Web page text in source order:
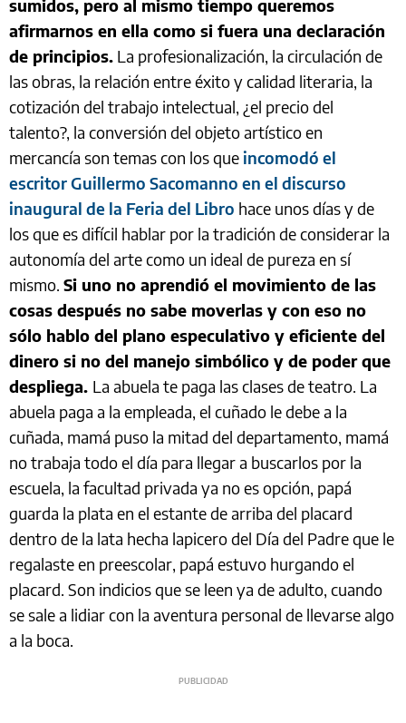
sumidos, pero al mismo tiempo queremos
afirmarnos en ella como si fuera una declaración
de principios. La profesionalización, la circulación de
las obras, la relación entre éxito y calidad literaria, la
cotización del trabajo intelectual, ¿el precio del
talento?, la conversión del objeto artístico en
mercancía son temas con los que incomodó el
escritor Guillermo Sacomanno en el discurso
inaugural de la Feria del Libro hace unos días y de
los que es difícil hablar por la tradición de considerar la
autonomía del arte como un ideal de pureza en sí
mismo. Si uno no aprendió el movimiento de las
cosas después no sabe moverlas y con eso no
sólo hablo del plano especulativo y eficiente del
dinero si no del manejo simbólico y de poder que
despliega. La abuela te paga las clases de teatro. La
abuela paga a la empleada, el cuñado le debe a la
cuñada, mamá puso la mitad del departamento, mamá
no trabaja todo el día para llegar a buscarlos por la
escuela, la facultad privada ya no es opción, papá
guarda la plata en el estante de arriba del placard
dentro de la lata hecha lapicero del Día del Padre que le
regalaste en preescolar, papá estuvo hurgando el
placard. Son indicios que se leen ya de adulto, cuando
se sale a lidiar con la aventura personal de llevarse algo
a la boca.